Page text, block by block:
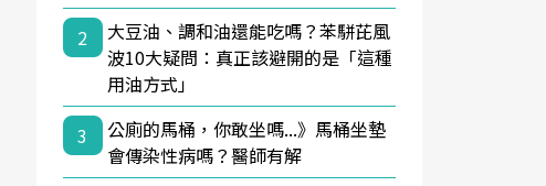
2
大豆油、調和油還能吃嗎？苯駢芘風
波10大疑問：真正該避開的是「這種
用油方式」
3
公廁的馬桶，你敢坐嗎...》馬桶坐墊
會傳染性病嗎？醫師有解